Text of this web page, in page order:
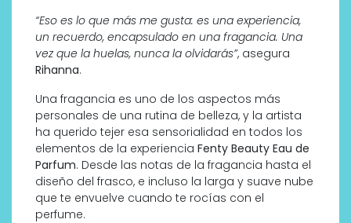
“Eso es lo que más me gusta: es una experiencia,
un recuerdo, encapsulado en una fragancia. Una
vez que la huelas, nunca la olvidarás”, asegura
Rihanna.
Una fragancia es uno de los aspectos más
personales de una rutina de belleza, y la artista
ha querido tejer esa sensorialidad en todos los
elementos de la experiencia Fenty Beauty Eau de
Parfum. Desde las notas de la fragancia hasta el
diseño del frasco, e incluso la larga y suave nube
que te envuelve cuando te rocías con el
perfume.